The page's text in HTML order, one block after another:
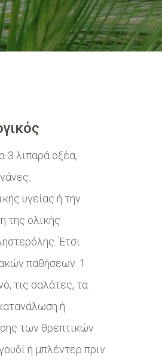
3 λιπαρά οξέα,
υγείας ή την
της ολικής
Έτσι
παθήσεων. 1
τις σαλάτες, τα
ή
των θρεπτικών
ή μπλέντερ πριν